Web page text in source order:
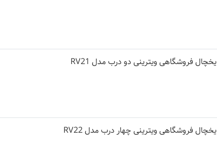
یخچال فروشگاهی ویترینی دو درب مدل RV21
یخچال فروشگاهی ویترینی چهار درب مدل RV22